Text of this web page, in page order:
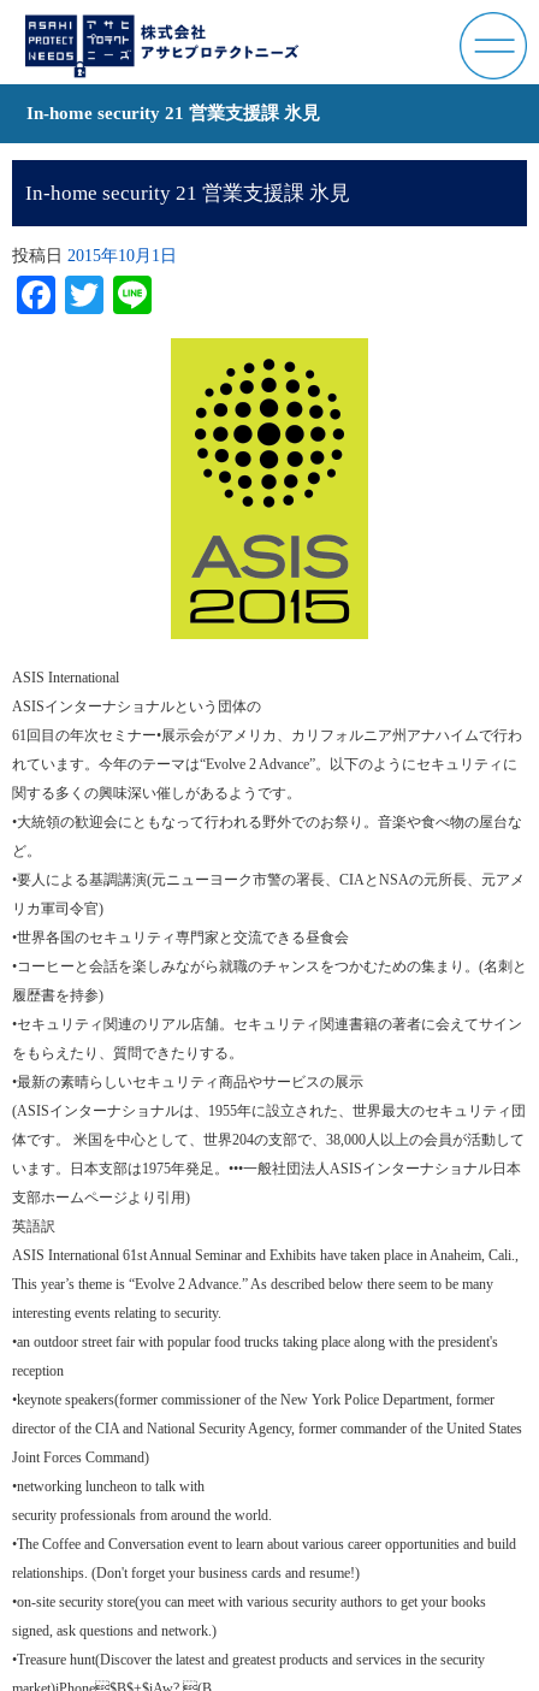
In-home security 21 営業支援課 氷見
In-home security 21 営業支援課 氷見
投稿日 2015年10月1日
Facebook
Twitter
ASIS International
ASISインターナショナルという団体の
61回目の年次セミナー•展示会がアメリカ、カリフォルニア州アナハイムで行わ
れています。今年のテーマは“Evolve 2 Advance”。以下のようにセキュリティに
関する多くの興味深い催しがあるようです。
•大統領の歓迎会にともなって行われる野外でのお祭り。音楽や食べ物の屋台な
ど。
•要人による基調講演(元ニューヨーク市警の署長、CIAとNSAの元所長、元アメ
リカ軍司令官)
•世界各国のセキュリティ専門家と交流できる昼食会
•コーヒーと会話を楽しみながら就職のチャンスをつかむための集まり。(名刺と
履歴書を持参)
•セキュリティ関連のリアル店舗。セキュリティ関連書籍の著者に会えてサイン
をもらえたり、質問できたりする。
•最新の素晴らしいセキュリティ商品やサービスの展示
(ASISインターナショナルは、1955年に設立された、世界最大のセキュリティ団
体です。 米国を中心として、世界204の支部で、38,000人以上の会員が活動して
います。日本支部は1975年発足。•••一般社団法人ASISインターナショナル日本
支部ホームページより引用)
英語訳
ASIS International 61st Annual Seminar and Exhibits have taken place in Anaheim, Cali.,
This year’s theme is “Evolve 2 Advance.” As described below there seem to be many
interesting events relating to security.
•an outdoor street fair with popular food trucks taking place along with the president's
reception
•keynote speakers(former commissioner of the New York Police Department, former
director of the CIA and National Security Agency, former commander of the United States
Joint Forces Command)
•networking luncheon to talk with
security professionals from around the world.
•The Coffee and Conversation event to learn about various career opportunities and build
relationships. (Don't forget your business cards and resume!)
•on-site security store(you can meet with various security authors to get your books
signed, ask questions and network.)
•Treasure hunt(Discover the latest and greatest products and services in the security